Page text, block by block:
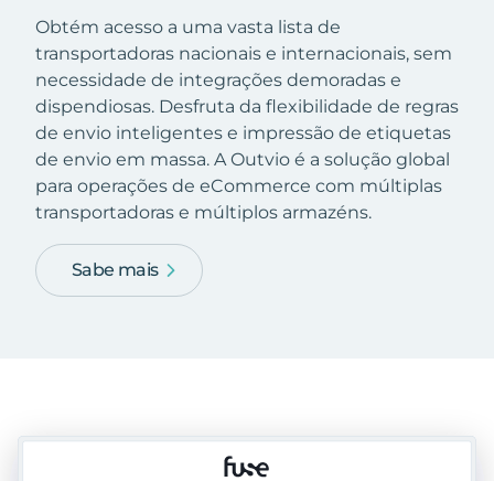
Obtém acesso a uma vasta lista de
transportadoras nacionais e internacionais, sem
necessidade de integrações demoradas e
dispendiosas. Desfruta da flexibilidade de regras
de envio inteligentes e impressão de etiquetas
de envio em massa. A Outvio é a solução global
para operações de eCommerce com múltiplas
transportadoras e múltiplos armazéns.
Sabe mais